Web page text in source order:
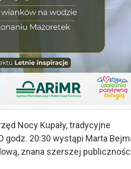
Nocy Kupały, tradycyjne
godz. 20:30 wystąpi Marta
znana szerszej